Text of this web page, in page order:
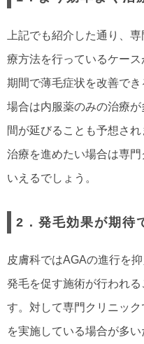
上記でも紹介した通り、
療方法を行っているケー
期間で薄毛症状を改善で
場合は内服薬のみの治療
間が延びることも予想さ
治療を進めたい場合は専
いえるでしょう。
2．発毛効果が期待
皮膚科ではAGAの進行を
発毛を促す施術が行われ
す。対して専門クリニッ
を実施している場合が多